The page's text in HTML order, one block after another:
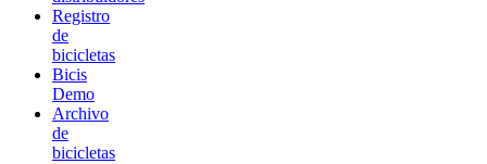
Registro
de
bicicletas
Bicis
Demo
Archivo
de
bicicletas